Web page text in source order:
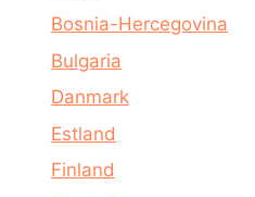
Bosnia-Hercegovina
Bulgaria
Danmark
Estland
Finland